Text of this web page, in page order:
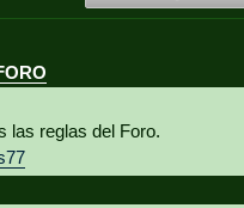
las reglas del Foro.